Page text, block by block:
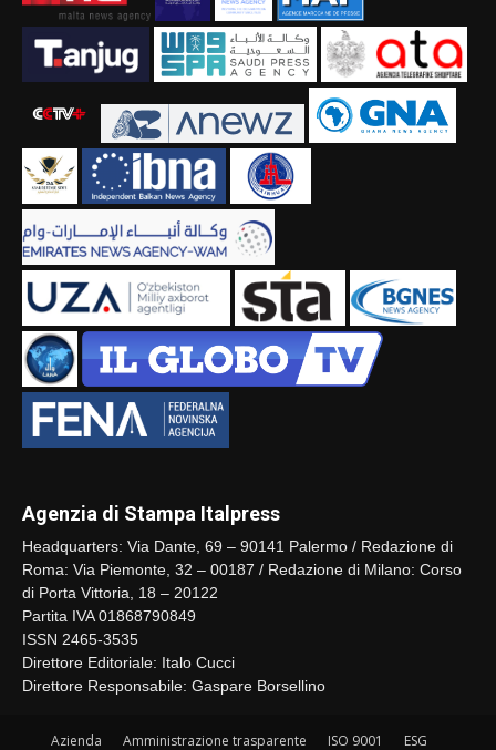
Agenzia di Stampa Italpress
Headquarters: Via Dante, 69 – 90141 Palermo / Redazione di
Roma: Via Piemonte, 32 – 00187 / Redazione di Milano: Corso
di Porta Vittoria, 18 – 20122
Partita IVA 01868790849
ISSN 2465-3535
Direttore Editoriale: Italo Cucci
Direttore Responsabile: Gaspare Borsellino
Azienda Amministrazione trasparente ISO 9001 ESG